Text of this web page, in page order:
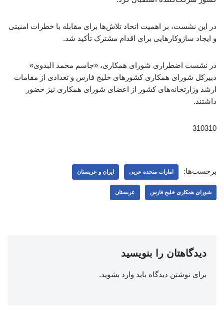
در این نشست، بر اهمیت اتحاد تلاش‌ها برای مقابله با خطرات امنیتی
و ایجاد سازوکارهایی برای اقدام مشترک تأکید شد.
در نشست اضطراری شورای همکاری، «جاسم محمد البدوی»
دبیرکل شورای همکاری کشورهای خلیج فارس و تعدادی از مقامات
ارشد وزارتخانه‌های کشور از اعضای شورای همکاری نیز حضور
داشتند.
310310
برچسب‌ها: امارات متحده عربی ایران و عربستان
شورای همکاری خلیج فارس عربستان
دیدگاهتان را بنویسید
برای نوشتن دیدگاه باید وارد بشوید.